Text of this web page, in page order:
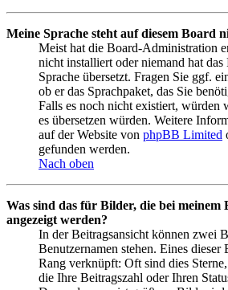
Meine Sprache steht auf diesem Board
Meist hat die Board-Administration
nicht installiert oder niemand hat
Sprache übersetzt. Fragen Sie ggf.
ob er das Sprachpaket, das Sie
Falls es noch nicht existiert, würden
es übersetzen würden. Weitere
auf der Website von phpBB Limited
gefunden werden.
Nach oben
Was sind das für Bilder, die bei meinem
angezeigt werden?
In der Beitragsansicht können zwei
Benutzernamen stehen. Eines
Rang verknüpft: Oft sind dies
die Ihre Beitragszahl oder Ihren